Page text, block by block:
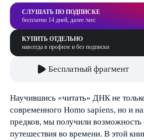
СЛУШАТЬ ПО ПОДПИСКЕ
бесплатно 14 дней, далее /мес
КУПИТЬ ОТДЕЛЬНО
навсегда в профиле и без подписки
Бесплатный фрагмент
Научившись «читать» ДНК не
современного Homo sapiens, но и
предков, мы получили возможность
путешествия во времени. В этой